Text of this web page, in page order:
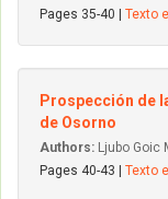
Pages 35-40 | Texto
Prospección de
de Osorno
Authors: Ljubo Goic
Pages 40-43 | Texto